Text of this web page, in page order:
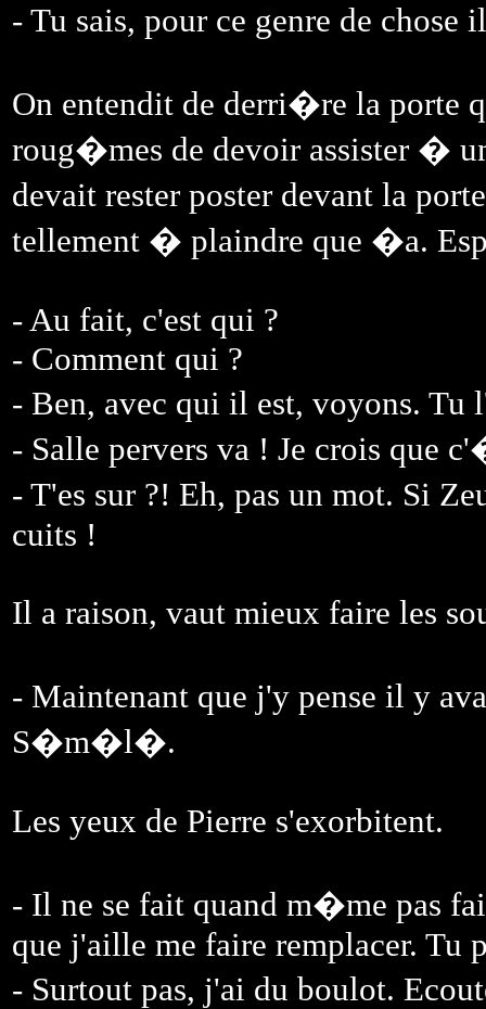
- Tu sais, pour ce genre de chose
On entendit de derri�re la porte
roug�mes de devoir assister �
devait rester poster devant la
tellement � plaindre que �a.
- Au fait, c'est qui ?
- Comment qui ?
- Ben, avec qui il est, voyons.
- Salle pervers va ! Je crois que
- T'es sur ?! Eh, pas un mot. Si
cuits !
Il a raison, vaut mieux faire les
- Maintenant que j'y pense il y
S�m�l�.
Les yeux de Pierre s'exorbitent.
- Il ne se fait quand m�me pas
que j'aille me faire remplacer. Tu
- Surtout pas, j'ai du boulot.